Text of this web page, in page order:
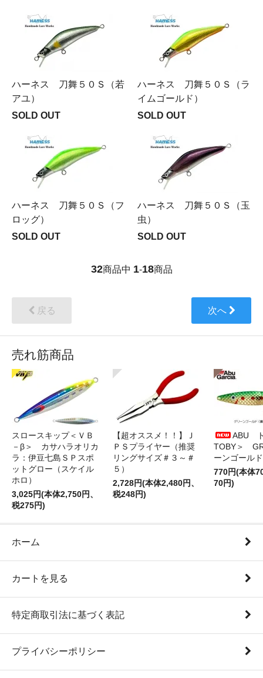
ハーネス 刀舞５０Ｓ（若
アユ）
SOLD OUT
ハーネス 刀舞５０Ｓ（ラ
イムゴールド）
SOLD OUT
ハーネス 刀舞５０Ｓ（フ
ロッグ）
SOLD OUT
ハーネス 刀舞５０Ｓ（玉
虫）
SOLD OUT
32商品中 1-18商品
戻る 次へ
売れ筋商品
スロースキップ＜ＶＢ
－β＞ カサハラオリカ
ラ：伊豆七島ＳＰスポ
ットグロー（スケイル
ホロ）
3,025円(本体2,750円、
税275円)
【超オススメ！！】Ｊ
ＰＳプライヤー（推奨
リングサイズ＃３～＃
５）
2,728円(本体2,480円、
税248円)
ABU
TOBY＞
ーンゴールド
770円(本体
70円)
ホーム
カートを見る
特定商取引法に基づく表記
プライバシーポリシー